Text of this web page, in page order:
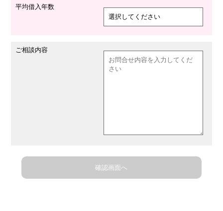
平均借入年数
ご相談内容
確認画面へ